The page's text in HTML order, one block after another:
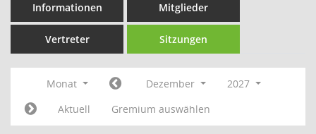
Informationen Mitglieder
Vertreter Sitzungen
Monat Dezember
2027
Aktuell
Gremium auswählen